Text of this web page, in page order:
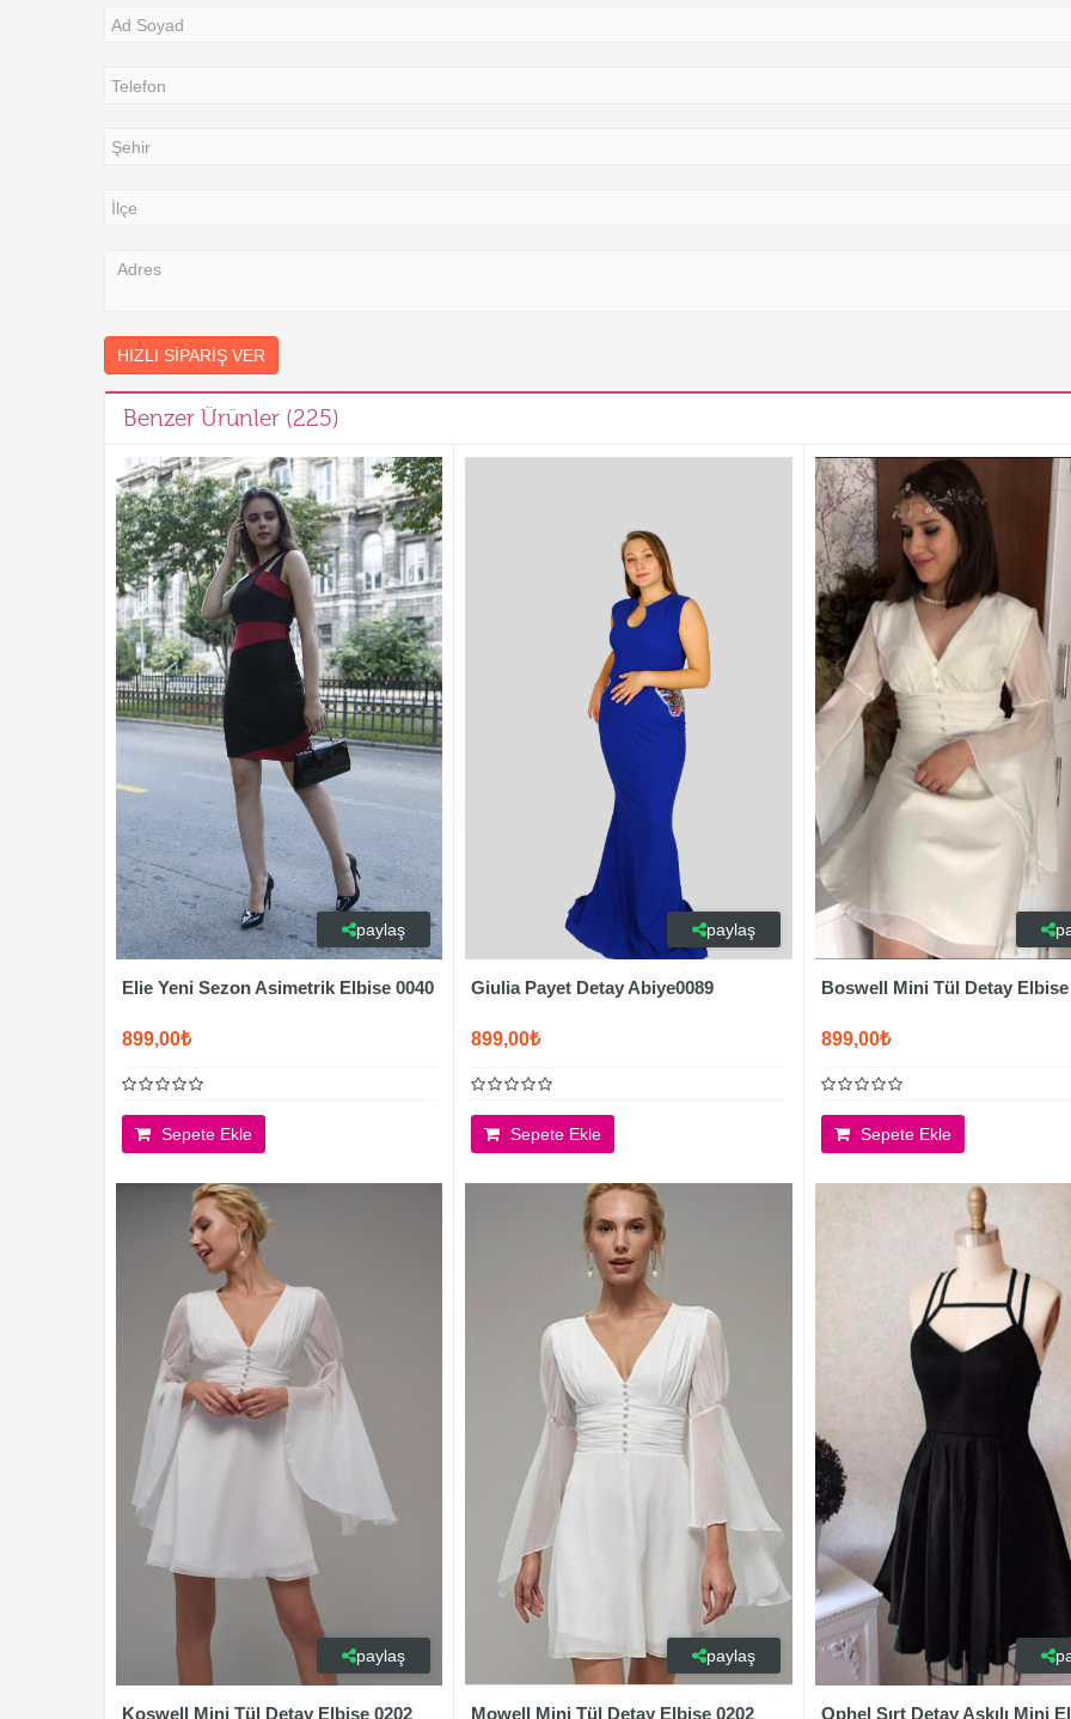
HIZLI SIPARIŞ VER
Benzer Ürünler (225)
paylaş
Elie Yeni Sezon Asimetrik Elbise 0040
899,00₺
Sepete Ekle
paylaş
Giulia Payet Detay Abiye0089
899,00₺
Sepete Ekle
Boswell Mini Tül Detay Elbise
899,00₺
Sepete Ekle
paylaş
Koswell Mini Tül Detay Elbise 0202
paylaş
Mowell Mini Tül Detay Elbise 0202 Ophel Sırt Detay Askılı Mini